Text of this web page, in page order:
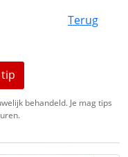
Terug
behandeld. Je mag tips